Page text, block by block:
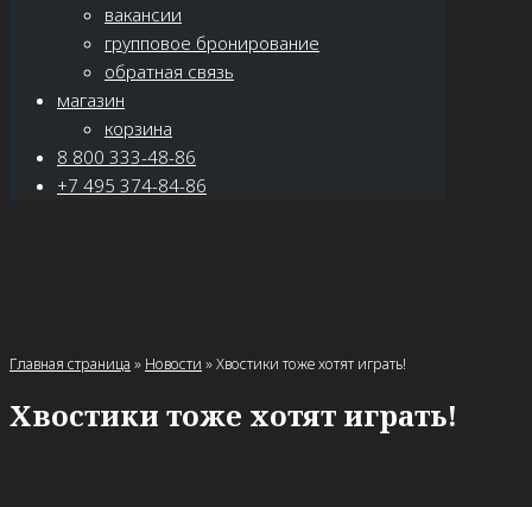
вакансии
групповое бронирование
обратная связь
магазин
корзина
8 800 333-48-86
+7 495 374-84-86
Главная страница » Новости »Хвостики тоже хотят играть!
Хвостики тоже хотят играть!